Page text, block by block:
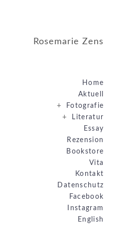
Rosemarie Zens
Home
Aktuell
+ Fotografie
+
Literatur
Essay
Rezension
Bookstore
Vita
Kontakt
Datenschutz
Facebook
Instagram
English